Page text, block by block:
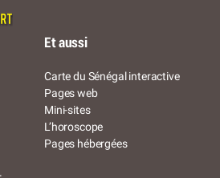
Et aussi
Carte du Sénégal interactive
Pages web
Mini-sites
L’horoscope
Pages hébergées